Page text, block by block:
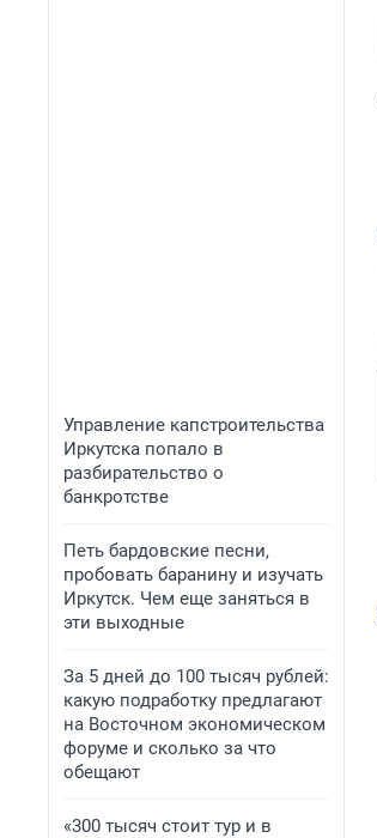
Управление капстроительства
Иркутска попало в
разбирательство о
банкротстве
Петь бардовские песни,
пробовать баранину и изучать
Иркутск. Чем еще заняться в
эти выходные
За 5 дней до 100 тысяч рублей:
какую подработку предлагают
на Восточном экономическом
форуме и сколько за что
обещают
«300 тысяч стоит тур и в